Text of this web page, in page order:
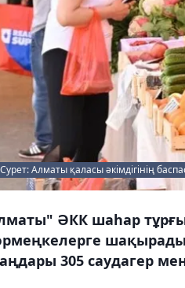
Сурет: Алматы қаласы әкімдігінің
ӘКК шаһар
305 саудагер